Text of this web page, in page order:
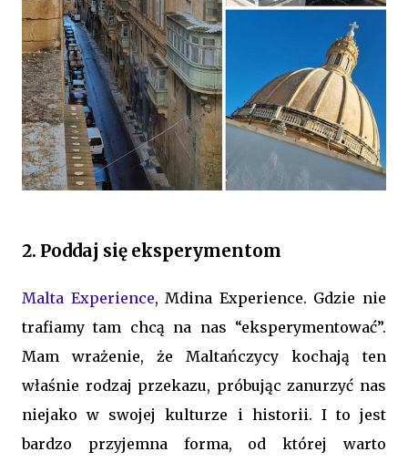
2. Poddaj się eksperymentom
Malta Experience, Mdina Experience. Gdzie nie
trafiamy tam chcą na nas “eksperymentować”.
Mam wrażenie, że Maltańczycy kochają ten
właśnie rodzaj przekazu, próbując zanurzyć nas
niejako w swojej kulturze i historii. I to jest
bardzo przyjemna forma, od której warto